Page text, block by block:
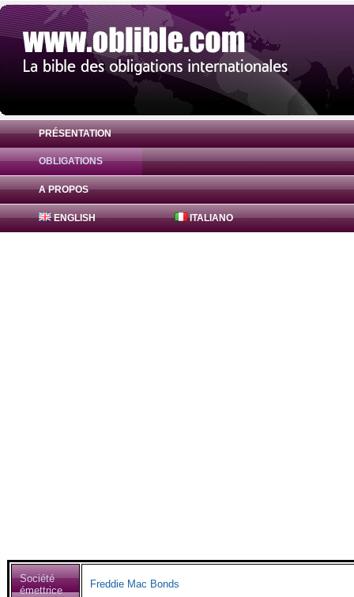
PRÉSENTATION
OBLIGATIONS
A PROPOS
ENGLISH ITALIANO
Obligation Freddie Mac Bonds 1.25% (
Société
émettrice
Freddie Mac Bonds